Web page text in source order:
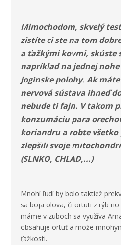
Mimochodom, skvelý
zistíte ci ste na tom
a ťažkými kovmi, skúste
napríklad na jednej
joginske polohy. Ak
nervová sústava ihneď
nebude ti fajn. V takom
konzumáciu para
koriandru a robte všetko
zlepšili svoje
(SLNKO, CHLAD,...)
Mnohí ľudí by bolo taktiež
sa boja olova, či ortuti z rýb
máme v zuboch sa využíva
obsahuje ortuť a môže
ťažkosti.